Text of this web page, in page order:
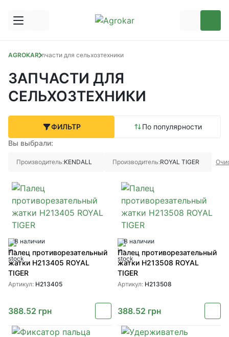
AGROKARЗапчасти для сельхозтехники
ЗАПЧАСТИ ДЛЯ
СЕЛЬХОЗТЕХНИКИ
ФИЛЬТР
По популярности
Вы выбрали:
Производитель:KENDALL Производитель:ROYAL TIGER
В наличии
Палец противорезательный
жатки H213405 ROYAL
TIGER
Артикул: H213405
388.52 грн
В наличии
Палец противорезательный
жатки H213508 ROYAL
TIGER
Артикул: H213508
388.52 грн